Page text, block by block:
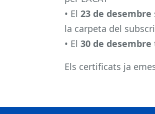
• El 23 de desembre
la carpeta del
• El 30 de desembre
Els certificats ja